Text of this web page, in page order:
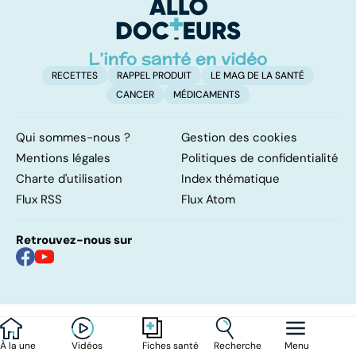
À la une Vidéos Fiches santé Recherche Menu
RECETTES RAPPEL PRODUIT
LE MAG DE LA SANTÉ
CANCER
MÉDICAMENTS
Qui sommes-nous ?
Gestion des cookies
Mentions légales
Politiques de confidentialité
Charte d'utilisation
Index thématique
Flux RSS
Flux Atom
Retrouvez-nous sur